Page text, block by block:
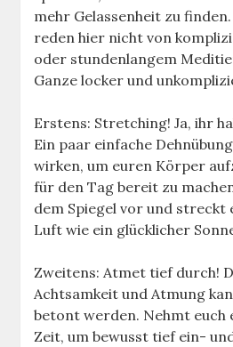
mehr Gelassenheit zu
reden hier nicht von
oder stundenlangem
Ganze locker und
Erstens: Stretching! Ja, ihr
Ein paar einfache
wirken, um euren Körper
für den Tag bereit zu
dem Spiegel vor und streckt
Luft wie ein glücklicher
Zweitens: Atmet tief durch!
Achtsamkeit und Atmung
betont werden. Nehmt euch
Zeit, um bewusst tief ein-